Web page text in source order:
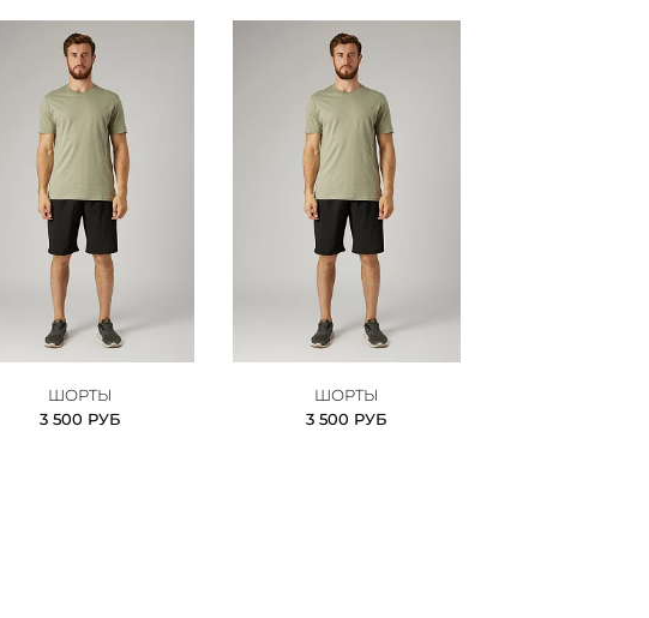
ШОРТЫ
3 500 РУБ
ШОРТЫ
3 500 РУБ